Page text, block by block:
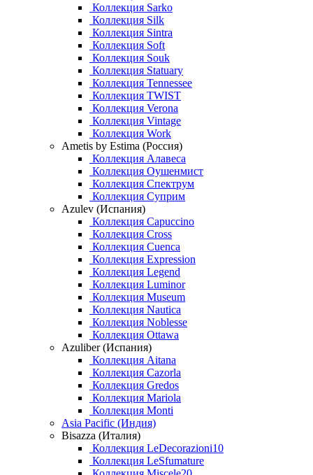
Коллекция Sarko
Коллекция Silk
Коллекция Sintra
Коллекция Soft
Коллекция Souk
Коллекция Statuary
Коллекция Tennessee
Коллекция TWIST
Коллекция Verona
Коллекция Vintage
Коллекция Work
Ametis by Estima (Россия)
Коллекция Алавеса
Коллекция Оушенмист
Коллекция Спектрум
Коллекция Суприм
Azulev (Испания)
Коллекция Capuccino
Коллекция Cross
Коллекция Cuenca
Коллекция Expression
Коллекция Legend
Коллекция Luminor
Коллекция Museum
Коллекция Nautica
Коллекция Noblesse
Коллекция Ottawa
Azuliber (Испания)
Коллекция Aitana
Коллекция Cazorla
Коллекция Gredos
Коллекция Mariola
Коллекция Monti
Asia Pacific (Индия)
Bisazza (Италия)
Коллекция LeDecorazioni10
Коллекция LeSfumature